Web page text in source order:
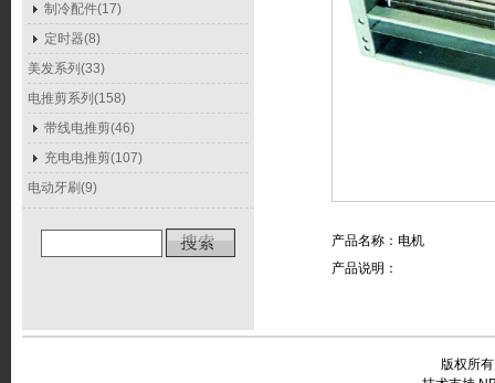
制冷配件(17)
定时器(8)
美发系列(33)
电推剪系列(158)
带线电推剪(46)
充电电推剪(107)
电动牙刷(9)
产品名称：电机
产品说明：
版权所